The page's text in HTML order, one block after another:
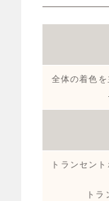
全体の着色
トランセン
ト